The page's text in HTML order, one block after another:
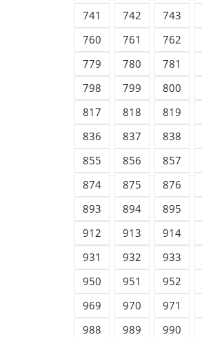
741
742 743
760
761 762
779
780 781
798
799 800
817
818 819
836
837 838
855
856 857
874
875 876
893
894 895
912
913 914
931
932 933
950
951 952
969
970 971
988
989 990